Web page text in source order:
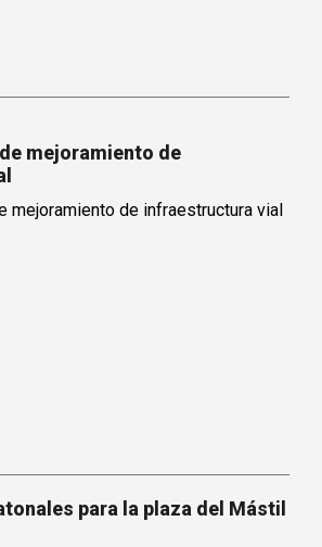
mejoramiento de
para la plaza del Mástil